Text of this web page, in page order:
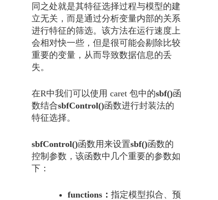
同之处就是其特征选择过程与模型的建
立无关，而是通过分析变量内部的关系
进行特征的筛选。该方法在运行速度上
会相对快一些，但是很可能会剔除比较
重要的变量，从而导致数据信息的丢
失。
在R中我们可以使用 caret 包中的sbf()函
数结合sbfControl()函数进行封装法的
特征选择。
sbfControl()函数用来设置sbf()函数的
控制参数，该函数中几个重要的参数如
下：
functions： 指定模型拟合、预